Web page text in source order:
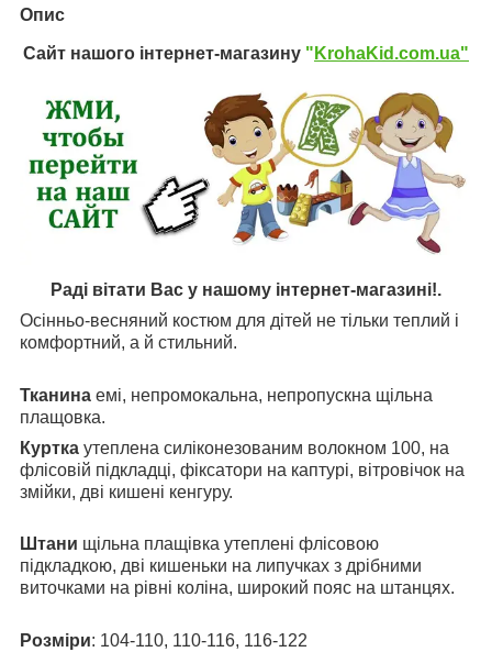
Опис
Сайт нашого інтернет-магазину " KrohaKid.com.ua"
Раді вітати Вас у нашому інтернет-магазині!.
Осінньо-весняний костюм для дітей не тільки теплий і
комфортний, а й стильний.
Тканина емі, непромокальна, непропускна щільна
плащовка.
Куртка утеплена силіконезованим волокном 100, на
флісовій підкладці, фіксатори на каптурі, вітровічок на
змійки, дві кишені кенгуру.
Штани щільна плащівка утеплені флісовою
підкладкою, дві кишеньки на липучках з дрібними
виточками на рівні коліна, широкий пояс на штанцях.
Розміри: 104-110, 110-116, 116-122